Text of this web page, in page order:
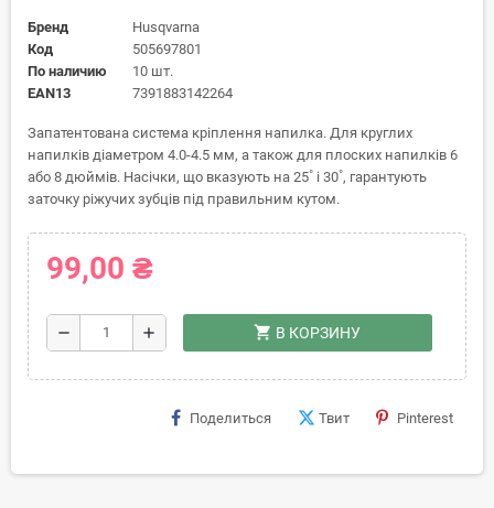
Бренд
Husqvarna
Код
505697801
По наличию
10 шт.
EAN13
7391883142264
Запатентована система кріплення напилка. Для круглих
напилків діаметром 4.0-4.5 мм, а також для плоских напилків 6
або 8 дюймів. Насічки, що вказують на 25˚ і 30˚, гарантують
заточку ріжучих зубців під правильним кутом.
99,00 ₴
remove add shopping_cart В КОРЗИНУ
Поделиться Твит Pinterest